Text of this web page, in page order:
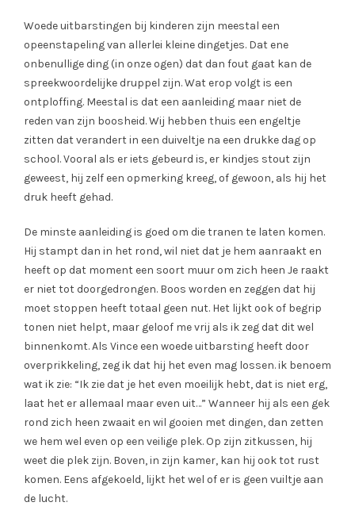
Woede uitbarstingen bij kinderen zijn meestal een
opeenstapeling van allerlei kleine dingetjes. Dat ene
onbenullige ding (in onze ogen) dat dan fout gaat kan de
spreekwoordelijke druppel zijn. Wat erop volgt is een
ontploffing. Meestal is dat een aanleiding maar niet de
reden van zijn boosheid. Wij hebben thuis een engeltje
zitten dat verandert in een duiveltje na een drukke dag op
school. Vooral als er iets gebeurd is, er kindjes stout zijn
geweest, hij zelf een opmerking kreeg, of gewoon, als hij het
druk heeft gehad.
De minste aanleiding is goed om die tranen te laten komen.
Hij stampt dan in het rond, wil niet dat je hem aanraakt en
heeft op dat moment een soort muur om zich heen Je raakt
er niet tot doorgedrongen. Boos worden en zeggen dat hij
moet stoppen heeft totaal geen nut. Het lijkt ook of begrip
tonen niet helpt, maar geloof me vrij als ik zeg dat dit wel
binnenkomt. Als Vince een woede uitbarsting heeft door
overprikkeling, zeg ik dat hij het even mag lossen. ik benoem
wat ik zie: “Ik zie dat je het even moeilijk hebt, dat is niet erg,
laat het er allemaal maar even uit…” Wanneer hij als een gek
rond zich heen zwaait en wil gooien met dingen, dan zetten
we hem wel even op een veilige plek. Op zijn zitkussen, hij
weet die plek zijn. Boven, in zijn kamer, kan hij ook tot rust
komen. Eens afgekoeld, lijkt het wel of er is geen vuiltje aan
de lucht.